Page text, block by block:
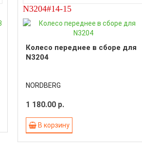
N3204#14-15
Колесо переднее в сборе для
N3204
NORDBERG
1 180.00 р.
В корзину